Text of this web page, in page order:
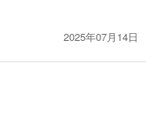
2025年07月14日